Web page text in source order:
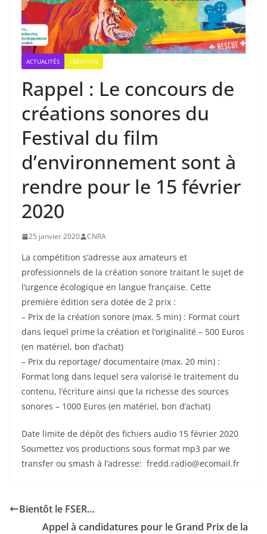
ACTUALITÉS CRÉATION
Rappel : Le concours de
créations sonores du
Festival du film
d’environnement sont à
rendre pour le 15 février
2020
25 janvier 2020 CNRA
La compétition s‘adresse aux amateurs et
professionnels de la création sonore traitant le sujet de
l‘urgence écologique en langue française. Cette
première édition sera dotée de 2 prix :
– Prix de la création sonore (max. 5 min) : Format court
dans lequel prime la création et l‘originalité – 500 Euros
(en matériel, bon d’achat)
– Prix du reportage/ documentaire (max. 20 min) :
Format long dans lequel sera valorisé le traitement du
contenu, l‘écriture ainsi que la richesse des sources
sonores – 1000 Euros (en matériel, bon d’achat)
Date limite de dépôt des fichiers audio 15 février 2020
Soumettez vos productions sous format mp3 par we
transfer ou smash à l’adresse: fredd.radio@ecomail.fr
Bientôt le FSER…
Appel à candidatures pour le Grand Prix de la